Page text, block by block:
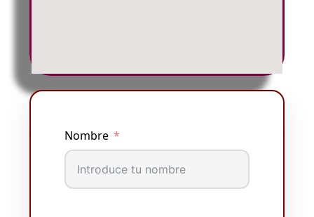
Nombre